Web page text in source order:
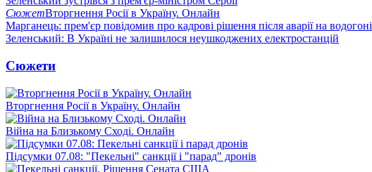
СюжетВторгнення Росії в Україну. Онлайн
Марганець: прем'єр повідомив про кадрові рішення після аварії на водогоні
Зеленський: В Україні не залишилося неушкоджених електростанцій
Сюжети
Вторгнення Росії в Україну. Онлайн
Війна на Близькому Сході. Онлайн
Підсумки 07.08: "Пекельні" санкції і "парад" дронів